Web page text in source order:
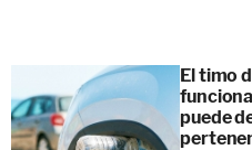
El timo
puede